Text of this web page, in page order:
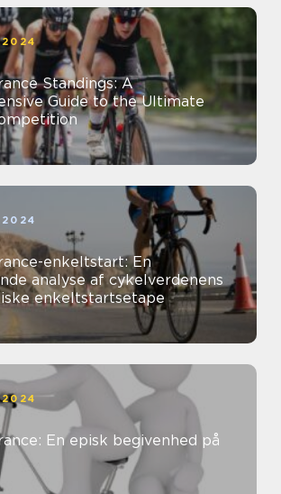
Standings: A
Guide to the Ultimate
enkeltstart: En
analyse af cykelverdenens
enkeltstartsetape
En episk begivenhed på